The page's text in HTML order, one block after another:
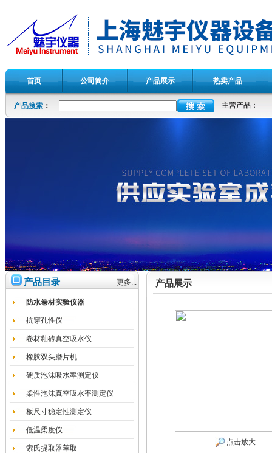
首页 公司简介 产品展示 热卖产品
产品搜索 ： 主营产品：
产品目录 更多...
防水卷材实验仪器
抗穿孔性仪
卷材釉砖真空吸水仪
橡胶双头磨片机
硬质泡沫吸水率测定仪
柔性泡沫真空吸水率测定仪
板尺寸稳定性测定仪
低温柔度仪
索氏提取器萃取
产品展示
点击放大